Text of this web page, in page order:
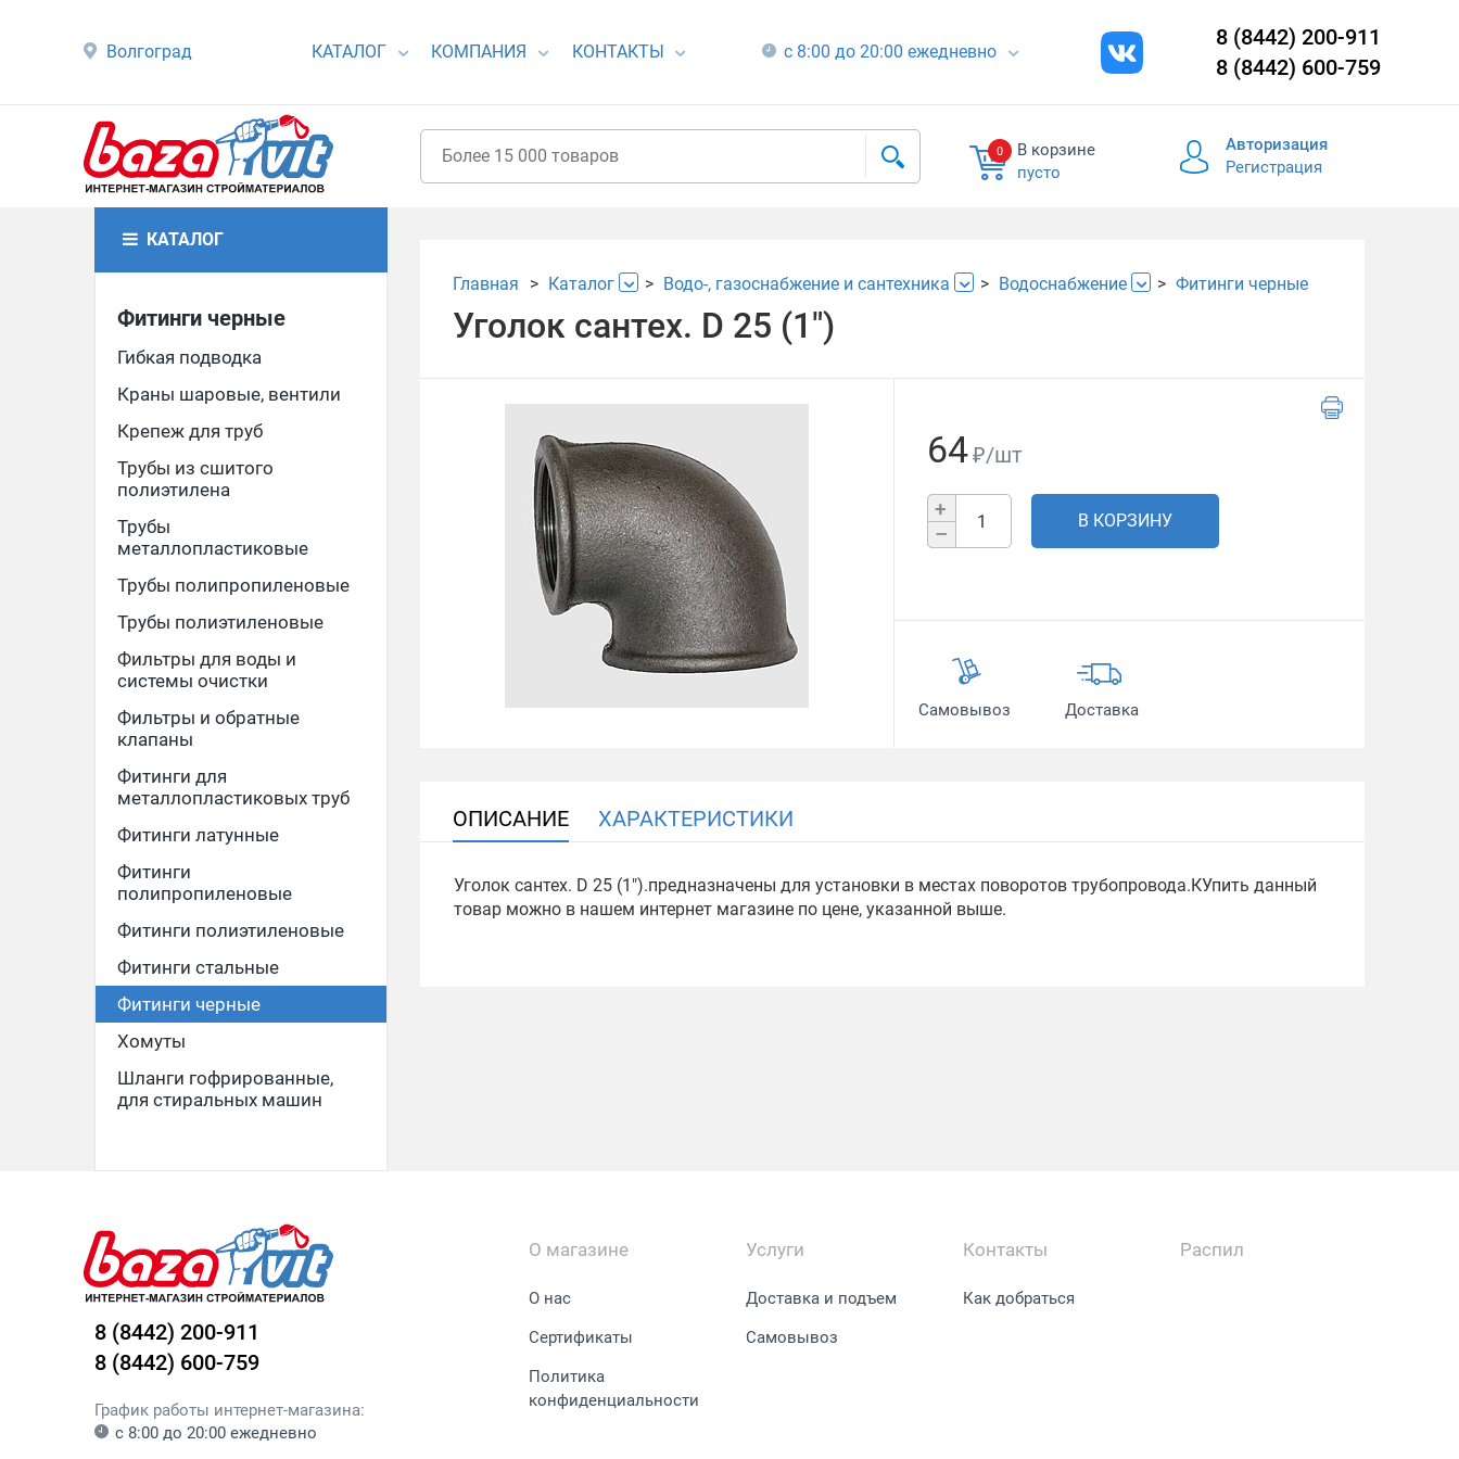
Волгоград КАТАЛОГ КОМПАНИЯ КОНТАКТЫ с 8:00 до 20:00 ежедневно
8 (8442) 200-911
8 (8442) 600-759
0
В корзине
пусто
Авторизация
Регистрация
КАТАЛОГ
Фитинги черные
Гибкая подводка
Краны шаровые, вентили
Крепеж для труб
Трубы из сшитого
полиэтилена
Трубы
металлопластиковые
Трубы полипропиленовые
Трубы полиэтиленовые
Фильтры для воды и
системы очистки
Фильтры и обратные
клапаны
Фитинги для
металлопластиковых труб
Фитинги латунные
Фитинги
полипропиленовые
Фитинги полиэтиленовые
Фитинги стальные
Фитинги черные
Хомуты
Шланги гофрированные,
для стиральных машин
Главная Каталог Водо-, газоснабжение и сантехника Водоснабжение Фитинги черные
Уголок сантех. D 25 (1")
64₽/шт
+
–
В КОРЗИНУ
Самовывоз Доставка
ОПИСАНИЕ ХАРАКТЕРИСТИКИ
Уголок сантех. D 25 (1").предназначены для установки в местах поворотов трубопровода.КУпить данный
товар можно в нашем интернет магазине по цене, указанной выше.
8 (8442) 200-911
8 (8442) 600-759
График работы интернет-магазина:
с 8:00 до 20:00 ежедневно
О магазине
О нас
Сертификаты
Политика
конфиденциальности
Услуги
Доставка и подъем
Самовывоз
Контакты
Как добраться
Распил